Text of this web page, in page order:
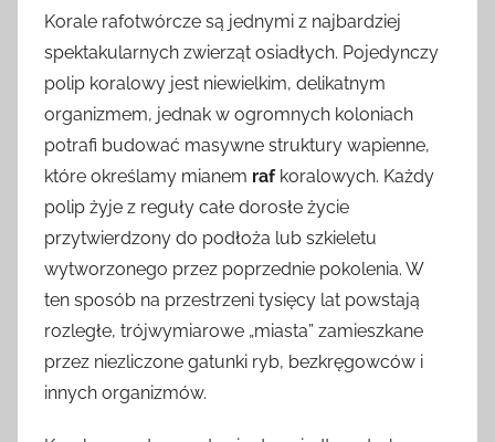
Korale rafotwórcze są jednymi z najbardziej
spektakularnych zwierząt osiadłych. Pojedynczy
polip koralowy jest niewielkim, delikatnym
organizmem, jednak w ogromnych koloniach
potrafi budować masywne struktury wapienne,
które określamy mianem rafkoralowych. Każdy
polip żyje z reguły całe dorosłe życie
przytwierdzony do podłoża lub szkieletu
wytworzonego przez poprzednie pokolenia. W
ten sposób na przestrzeni tysięcy lat powstają
rozległe, trójwymiarowe „miasta” zamieszkane
przez niezliczone gatunki ryb, bezkręgowców i
innych organizmów.